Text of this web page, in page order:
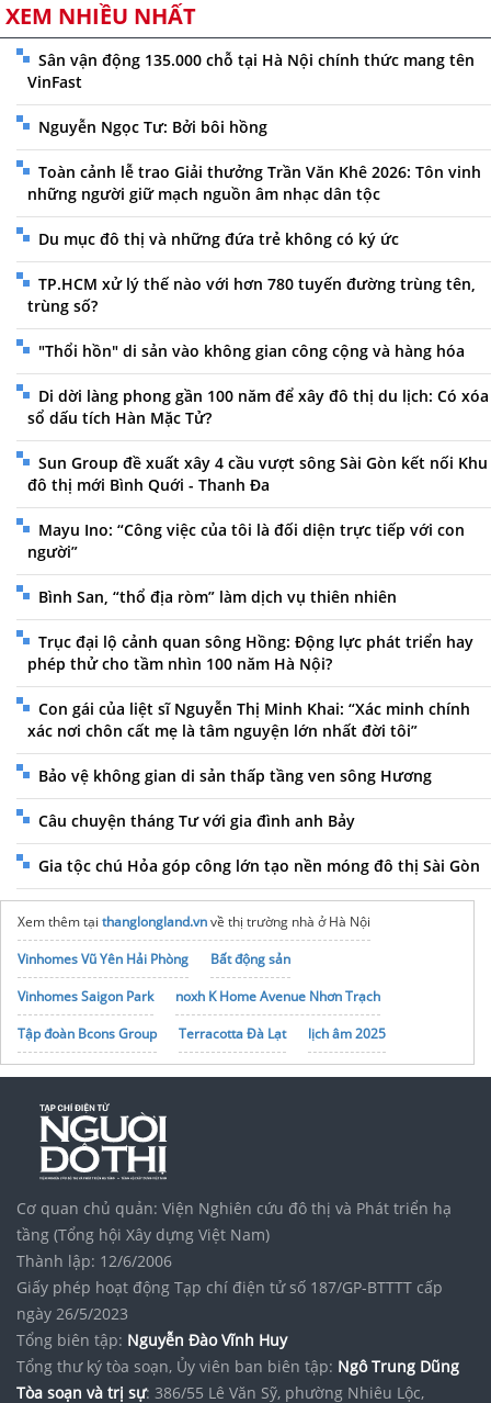
XEM NHIỀU NHẤT
Sân vận động 135.000 chỗ tại Hà Nội chính thức mang tên
VinFast
Nguyễn Ngọc Tư: Bởi bôi hồng
Toàn cảnh lễ trao Giải thưởng Trần Văn Khê 2026: Tôn vinh
những người giữ mạch nguồn âm nhạc dân tộc
Du mục đô thị và những đứa trẻ không có ký ức
TP.HCM xử lý thế nào với hơn 780 tuyến đường trùng tên,
trùng số?
"Thổi hồn" di sản vào không gian công cộng và hàng hóa
Di dời làng phong gần 100 năm để xây đô thị du lịch: Có xóa
sổ dấu tích Hàn Mặc Tử?
Sun Group đề xuất xây 4 cầu vượt sông Sài Gòn kết nối Khu
đô thị mới Bình Quới - Thanh Đa
Mayu Ino: “Công việc của tôi là đối diện trực tiếp với con
người”
Bình San, “thổ địa ròm” làm dịch vụ thiên nhiên
Trục đại lộ cảnh quan sông Hồng: Động lực phát triển hay
phép thử cho tầm nhìn 100 năm Hà Nội?
Con gái của liệt sĩ Nguyễn Thị Minh Khai: “Xác minh chính
xác nơi chôn cất mẹ là tâm nguyện lớn nhất đời tôi”
Bảo vệ không gian di sản thấp tầng ven sông Hương
Câu chuyện tháng Tư với gia đình anh Bảy
Gia tộc chú Hỏa góp công lớn tạo nền móng đô thị Sài Gòn
Xem thêm tại thanglongland.vnvề thị trường nhà ở Hà Nội
Vinhomes Vũ Yên Hải Phòng
Bất động sản
Vinhomes Saigon Park
noxh K Home Avenue Nhơn Trạch
Tập đoàn Bcons Group
Terracotta Đà Lạt
lịch âm 2025
bói ngày sinh
Cơ quan chủ quản: Viện Nghiên cứu đô thị và Phát triển hạ
tầng (Tổng hội Xây dựng Việt Nam)
Thành lập: 12/6/2006
Giấy phép hoạt động Tạp chí điện tử số 187/GP-BTTTT cấp
ngày 26/5/2023
Tổng biên tập: Nguyễn Đào Vĩnh Huy
Tổng thư ký tòa soạn, Ủy viên ban biên tập: Ngô Trung Dũng
Tòa soạn và trị sự: 386/55 Lê Văn Sỹ, phường Nhiêu Lộc,